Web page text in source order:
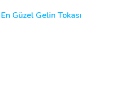
Güzel Gelin Tokası